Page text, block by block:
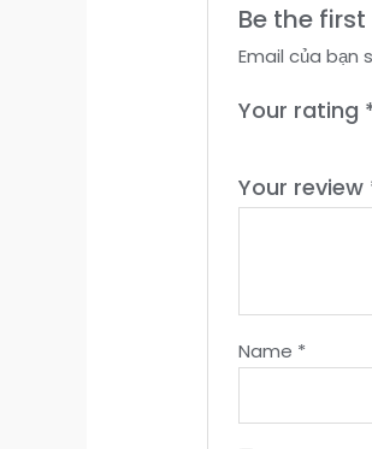
Be the first
Email của bạn
Your rating
Your review
Name *